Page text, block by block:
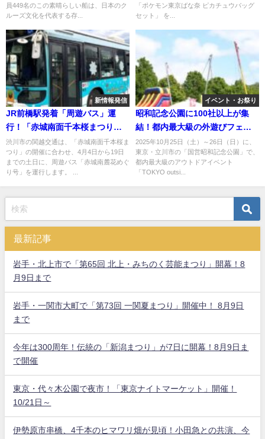
員449名のこの素晴らしい船は、日本のク
ルーズ文化を代表する存...
「ポケモン東京ばな奈 ピカチュウバッグ
セット」 を...
新情報発信
JR前橋駅発着「周遊バス」運
行！「赤城南面千本桜まつり」
に合わせ
渋川市の関越交通は、「赤城南面千本桜ま
つり」の開催に合わせ、4月4日から19日
までの土日に、周遊バス「赤城南麓花めぐ
り号」を運行します。 ...
イベント・お祭り
昭和記念公園に100社以上が集
結！都内最大級の外遊びフェ
ス！
2025年10月25日（土）～26日（日）に、
東京・立川市の「国営昭和記念公園」で、
都内最大級のアウトドアイベント
「TOKYO outsi...
最新記事
岩手・北上市で「第65回 北上・みちのく芸能まつり」開幕！8
月9日まで
岩手・一関市大町で「第73回 一関夏まつり」開催中！ 8月9日
まで
今年は300周年！伝統の「新潟まつり」が7日に開幕！8月9日ま
で開催
東京・代々木公園で夜市！「東京ナイトマーケット」開催！
10/21日～
伊勢原市串橋、4千本のヒマワリ畑が見頃！小田急との共演、今